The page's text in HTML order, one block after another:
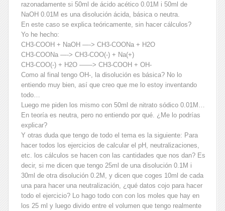
razonadamente si 50ml de ácido acético 0.01M i 50ml de
NaOH 0.01M es una disolución ácida, básica o neutra.
En este caso se explica teóricamente, sin hacer cálculos?
Yo he hecho:
CH3-COOH + NaOH —-> CH3-COONa + H2O
CH3-COONa —-> CH3-COO(-) + Na(+)
CH3-COO(-) + H2O ——> CH3-COOH + OH-
Como al final tengo OH-, la disolución es básica? No lo
entiendo muy bien, así que creo que me lo estoy inventando
todo…
Luego me piden los mismo con 50ml de nitrato sódico 0.01M…
En teoría es neutra, pero no entiendo por qué. ¿Me lo podrías
explicar?
Y otras duda que tengo de todo el tema es la siguiente: Para
hacer todos los ejercicios de calcular el pH, neutralizaciones,
etc. los cálculos se hacen con las cantidades que nos dan? Es
decir, si me dicen que tengo 25ml de una disolución 0.1M i
30ml de otra disolución 0.2M, y dicen que coges 10ml de cada
una para hacer una neutralización, ¿qué datos cojo para hacer
todo el ejercicio? Lo hago todo con con los moles que hay en
los 25 ml y luego divido entre el volumen que tengo realmente